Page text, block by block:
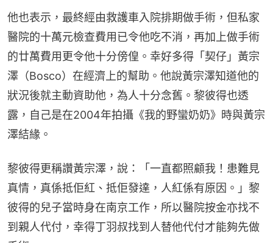
他也表示，最終經由救護車入院排期做手術，但私家
醫院的十萬元檢查費用已令他吃不消，再加上做手術
的廿萬費用更令他十分傍偟。幸好多得「契仔」黃宗
澤（Bosco）在經濟上的幫助。他說黃宗澤知道他的
狀況後就主動資助他，為人十分念舊。黎彼得也透
露，自己是在2004年拍攝《我的野蠻奶奶》時與黃宗
澤結緣。
黎彼得更稱讚黃宗澤，說：「一直都照顧我！患難見
真情，真係抵佢紅、抵佢發達，人紅係有原因。」黎
彼得的兒子當時身在南京工作，所以醫院按金亦找不
到親人代付，幸得丁羽叔找到人替他代付才能夠先做